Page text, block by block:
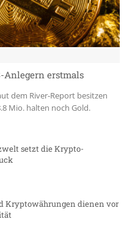
Anlegern erstmals
dem River-Report besitzen
Mio. halten noch Gold.
setzt die Krypto-
Kryptowährungen dienen vor